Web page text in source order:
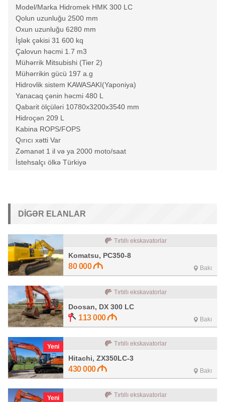
Model/Marka Hidromek HMK 300 LC
Qolun uzunluğu 2500 mm
Oxun uzunluğu 6280 mm
İşlək çəkisi 31 600 kq
Çalovun həcmi 1.7 m3
Mühərrik Mitsubishi (Tier 2)
Mühərrikin gücü 197 a.g
Hidrovlik sistem KAWASAKI(Yaponiya)
Yanacaq çənin həcmi 480 L
Qabarit ölçüləri 10780x3200x3540 mm
Hidroçən 209 L
Kabina ROPS/FOPS
Qırıcı xətti Var
Zəmanət 1 il və ya 2000 moto/saat
İstehsalçı ölkə Türkiyə
DIGƏR ELANLAR
Tırtıllı ekskavatorlar
Komatsu, PC350-8
80 000 Bakı
Tırtıllı ekskavatorlar
Doosan, DX 300 LC
113 000 Bakı
Yeni Tırtıllı ekskavatorlar
Hitachi, ZX350LC-3
430 000 Bakı
Yeni Tırtıllı ekskavatorlar